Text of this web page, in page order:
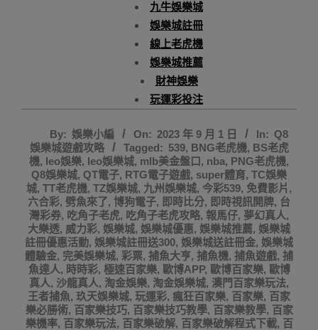
九牛娛樂城
娛樂城註冊
線上老虎機
娛樂城推薦
財神娛樂
玩運彩投注
01
By: 娛樂小編 On: 2023 年 9 月 1 日 In: Q8
娛樂城遊戲攻略
Tagged: 539, BNG老虎機, BS老虎
機, leo娛樂, leo娛樂城, mlb美金盤口 , nba, PNG老虎機,
Q8娛樂城, QT電子, RTG電子遊戲, super體育, TC娛樂
城, TT老虎機, TZ娛樂城, 九州娛樂城, 今彩539, 免費影片 ,
六合彩, 劈魚來了, 博狗電子, 即時比分, 即時視訊開牌, 台
灣彩券, 吃角子老虎, 吃角子老虎攻略, 報馬仔, 夢幻真人,
大樂透, 威力彩, 娛樂城, 娛樂城優惠, 娛樂城推薦, 娛樂城
註冊優惠活動, 娛樂城註冊送300, 娛樂城送註冊金, 娛樂城
體驗金, 完美娛樂城, 彩票, 捕魚大亨, 捕魚機, 捕魚遊戲, 捕
魚達人, 時時彩, 極速百家樂, 歐博APP, 歐博百家樂, 歐博
真人, 沙龍真人, 淘金娛樂, 淘金娛樂城, 澳門百家樂玩法,
王者捕魚, 玖天娛樂城, 玩運彩, 瘋狂百家樂, 百家樂, 百家
樂必勝術, 百家樂技巧, 百家樂技巧教學, 百家樂教學, 百家
樂機率, 百家樂玩法, 百家樂破解, 百家樂破解程式下載, 百